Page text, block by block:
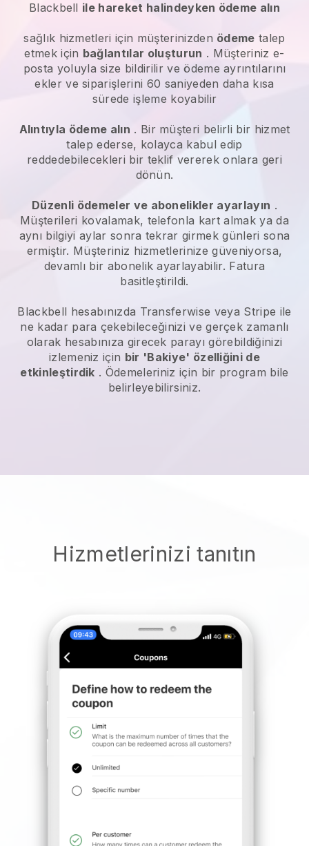
Blackbell ile hareket halindeyken ödeme alın
sağlık hizmetleri için müşterinizden ödeme talep
etmek için bağlantılar oluşturun . Müşteriniz e-
posta yoluyla size bildirilir ve ödeme ayrıntılarını
ekler ve siparişlerini 60 saniyeden daha kısa
sürede işleme koyabilir
Alıntıyla ödeme alın . Bir müşteri belirli bir hizmet
talep ederse, kolayca kabul edip
reddedebilecekleri bir teklif vererek onlara geri
dönün.
Düzenli ödemeler ve abonelikler ayarlayın .
Müşterileri kovalamak, telefonla kart almak ya da
aynı bilgiyi aylar sonra tekrar girmek günleri sona
ermiştir. Müşteriniz hizmetlerinize güveniyorsa,
devamlı bir abonelik ayarlayabilir. Fatura
basitleştirildi.
Blackbell hesabınızda Transferwise veya Stripe ile
ne kadar para çekebileceğinizi ve gerçek zamanlı
olarak hesabınıza girecek parayı görebildiğinizi
izlemeniz için bir 'Bakiye' özelliğini de
etkinleştirdik . Ödemeleriniz için bir program bile
belirleyebilirsiniz.
Hizmetlerinizi tanıtın